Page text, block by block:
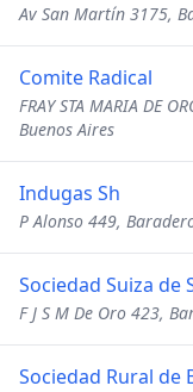
Av San Martín 3175,
Comite Radical
FRAY STA MARIA DE
Buenos Aires
Indugas Sh
P Alonso 449,
Sociedad Suiza de
F J S M De Oro 423,
Sociedad Rural de